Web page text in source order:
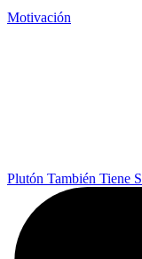
Motivación
Plutón También Tiene